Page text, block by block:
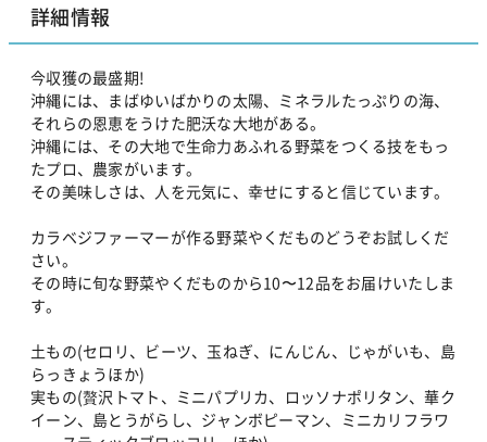
詳細情報
今収獲の最盛期!
沖縄には、まばゆいばかりの太陽、ミネラルたっぷりの海、
それらの恩恵をうけた肥沃な大地がある。
沖縄には、その大地で生命力あふれる野菜をつくる技をもっ
たプロ、農家がいます。
その美味しさは、人を元気に、幸せにすると信じています。
カラベジファーマーが作る野菜やくだものどうぞお試しくだ
さい。
その時に旬な野菜やくだものから10〜12品をお届けいたしま
す。
土もの(セロリ、ビーツ、玉ねぎ、にんじん、じゃがいも、島
らっきょうほか)
実もの(贅沢トマト、ミニパプリカ、ロッソナポリタン、華ク
イーン、島とうがらし、ジャンボピーマン、ミニカリフラワ